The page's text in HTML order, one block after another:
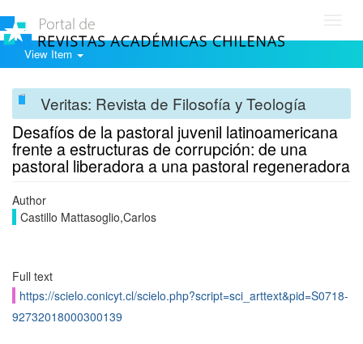
View Item
Veritas: Revista de Filosofía y Teología
Desafíos de la pastoral juvenil latinoamericana
frente a estructuras de corrupción: de una
pastoral liberadora a una pastoral regeneradora
Author
Castillo Mattasoglio,Carlos
Full text
https://scielo.conicyt.cl/scielo.php?script=sci_arttext&pid=S0718-
92732018000300139